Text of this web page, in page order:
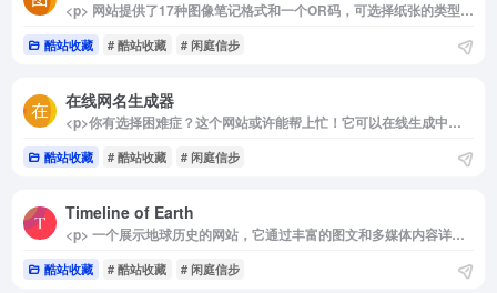
<p> 网站提供了17种图像笔记格式和一个OR码，可选择纸张的类型、自定义大小等等，再也不用去购买笔记本啦！ </p>
酷站收藏 # 酷站收藏 # 闲庭信步
在线网名生成器
<p>你有选择困难症？这个网站或许能帮上忙！它可以在线生成中文、韩文、日文和英文等多种语言的姓名。虽然这些名字有时看起来相当搞笑，可能不一定实用，但它能为你提供起名的灵感。如果你在起名字时感到纠结，不妨来这里看看，或许会得到意想不到的创意！</p>
酷站收藏 # 酷站收藏 # 闲庭信步
Timeline of Earth
<p> 一个展示地球历史的网站，它通过丰富的图文和多媒体内容详细介绍了地球各个重要阶段的历史。这个网站不仅涵盖了恐龙时代、历史时期以及文明发展等关键时期，还提供了直观易懂的图标来帮助用户理解地球从无到有的演化过程。 </p>
酷站收藏 # 酷站收藏 # 闲庭信步